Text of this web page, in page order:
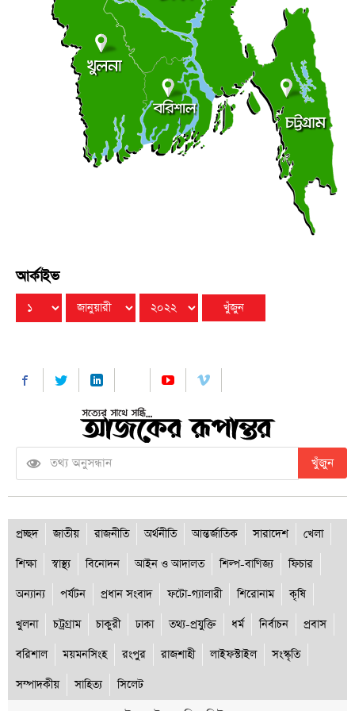
পলিথিনের ছাউনির নিচে রাত কাটে দম্পতির, খবর পেয়ে ছুটে
গেলেন ইউএনও
রবিবার ● ৯ আগস্ট ২০২৬
ভেড়ামারায় বৃক্ষরোপণ করলেন উপ-ভূমি সংস্কার কমিশনার
রবিবার ● ৯ আগস্ট ২০২৬
জুতা দেইখ্যা চিনতে পারি এডাতো আমার পোলার লাশ
আর্কাইভ
খুঁজুন
প্রচ্ছদ জাতীয় রাজনীতি অর্থনীতি আন্তর্জাতিক সারাদেশ
খেলা
শিক্ষা
স্বাস্থ্য বিনোদন আইন ও আদালত শিল্প-বাণিজ্য
ফিচার
অন্যান্য
পর্যটন প্রধান সংবাদ ফটো-গ্যালারী শিরোনাম
কৃষি
খুলনা
চট্রগ্রাম চাকুরী ঢাকা তথ্য-প্রযুক্তি ধর্ম নির্বাচন
প্রবাস
বরিশাল
ময়মনসিংহ রংপুর রাজশাহী লাইফস্টাইল
সংস্কৃতি
সম্পাদকীয়
সাহিত্য সিলেট